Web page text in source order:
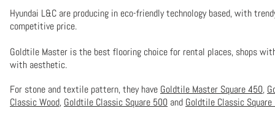
Hyundai L&C are producing in eco-friendly technology based, with
competitive price.
Goldtile Master is the best flooring choice for rental places, shops
with aesthetic.
For stone and textile pattern, they have Goldtile Master Square 450,
Classic Wood, Goldtile Classic Square 500 and Goldtile Classic